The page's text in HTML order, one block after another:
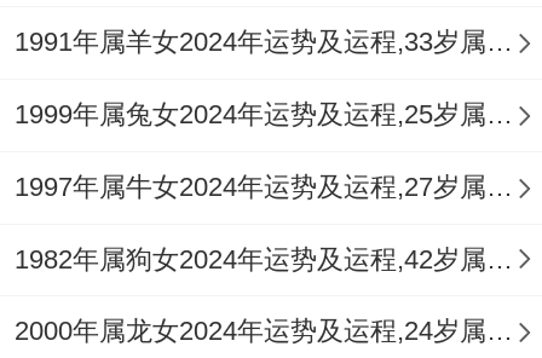
1991年属羊女2024年运势及运程,33岁属羊人2024全年每月运势女性如何
1999年属兔女2024年运势及运程,25岁属兔人2024全年每月运势女性如何
1997年属牛女2024年运势及运程,27岁属牛人2024全年每月运势女性如何
1982年属狗女2024年运势及运程,42岁属狗人2024全年每月运势女性如何
2000年属龙女2024年运势及运程,24岁属龙人2024全年每月运势女性如何